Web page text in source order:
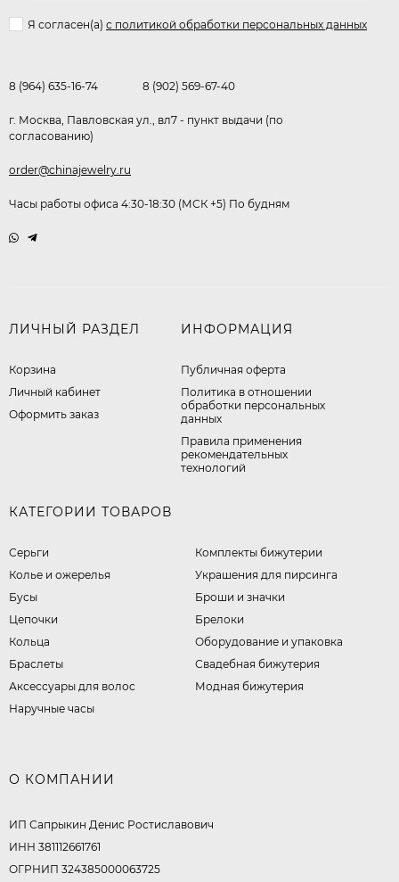
Я согласен(a) с политикой обработки персональных данных
8 (964) 635-16-74 8 (902) 569-67-40
г. Москва, Павловская ул., вл7 - пункт выдачи (по
согласованию)
order@chinajewelry.ru
Часы работы офиса 4:30-18:30 (МСК +5) По будням
ЛИЧНЫЙ РАЗДЕЛ
Корзина
Личный кабинет
Оформить заказ
ИНФОРМАЦИЯ
Публичная оферта
​Политика в отношении
обработки персональных
данных
Правила применения
рекомендательных
технологий
КАТЕГОРИИ ТОВАРОВ
Серьги
Колье и ожерелья
Бусы
Цепочки
Кольца
Браслеты
Аксессуары для волос
Наручные часы
Комплекты бижутерии
Украшения для пирсинга
Броши и значки
Брелоки
Оборудование и упаковка
Свадебная бижутерия
Модная бижутерия
О КОМПАНИИ
ИП Сапрыкин Денис Ростиславович
ИНН 381112661761
ОГРНИП 324385000063725